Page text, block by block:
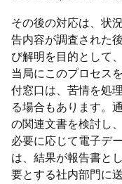
その後の対応は、状
告内容が調査された
び解明を目的として
当局にこのプロセス
付窓口は、苦情を処
る場合もあります。
の関連文書を検討し
必要に応じて電子デ
は、結果が報告書と
要とする社内部門に